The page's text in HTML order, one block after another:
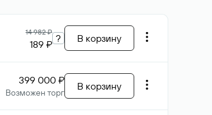
14 982 ₽
189 ₽ ? В корзину
399 000 ₽
Возможен торг
В корзину